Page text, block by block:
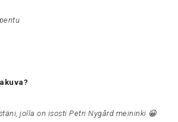
jolla on isosti Petri Nygård meininki 😀